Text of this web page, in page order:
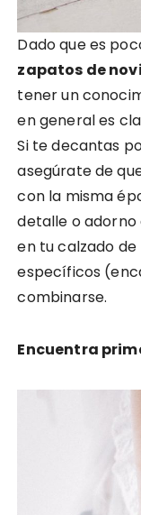
Dado que es
zapatos de
tener un
en general es
Si te decantas
asegúrate de
con la misma
detalle o adorno
en tu calzado
específicos
combinarse.
Encuentra